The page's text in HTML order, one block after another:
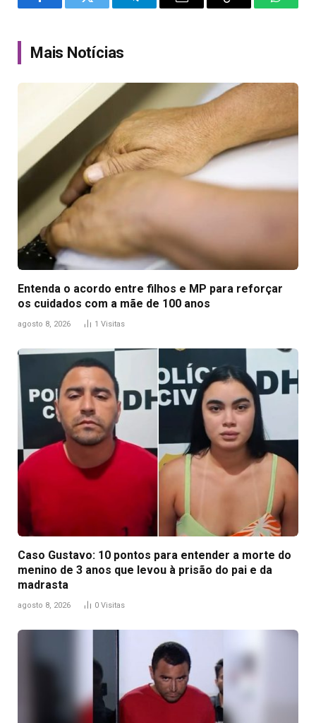
FacebookTwitter TelegramEmail
Copy
Mais Notícias
Entenda o acordo entre filhos e MP para reforçar
os cuidados com a mãe de 100 anos
agosto 8, 2026 1 Visitas
Caso Gustavo: 10 pontos para entender a morte do
menino de 3 anos que levou à prisão do pai e da
madrasta
agosto 8, 2026 0 Visitas